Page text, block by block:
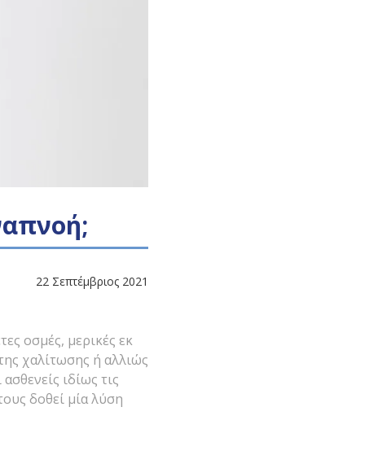
22 Σεπτέμβριος 2021
οσμές, μερικές εκ
χαλίτωσης ή αλλιώς
ιδίως τις
δοθεί μία λύση